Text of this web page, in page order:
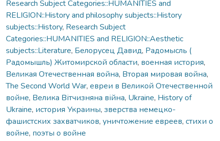
Research Subject Categories::HUMANITIES and
RELIGION::History and philosophy subjects::History
subjects::History, Research Subject
Categories::HUMANITIES and RELIGION::Aesthetic
subjects::Literature, Белорусец Давид, Радомысль (
Радомышль) Житомирской области, военная история,
Великая Отечественная война, Вторая мировая война,
The Second World War, евреи в Великой Отечественной
войне, Велика Вітчизняна війна, Ukraine, History of
Ukraine, история Украины, зверства немецко-
фашистских захватчиков, уничтожение евреев, стихи о
войне, поэты о войне